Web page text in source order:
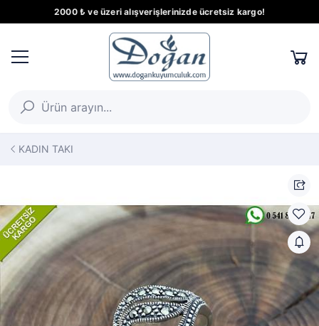
2000 ₺ ve üzeri alışverişlerinizde ücretsiz kargo!
KADIN TAKI